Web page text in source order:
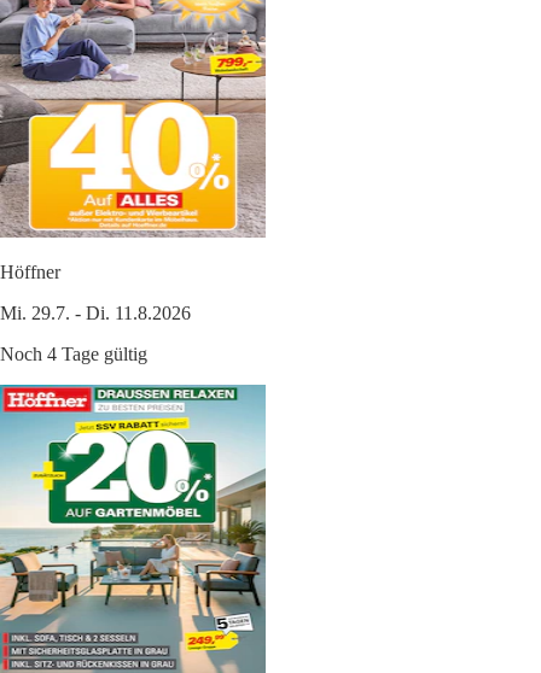
Höffner
Mi. 29.7. - Di. 11.8.2026
Noch 4 Tage gültig